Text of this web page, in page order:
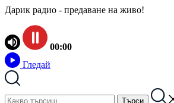
Дарик радио - предаване на живо!
00:00
Гледай